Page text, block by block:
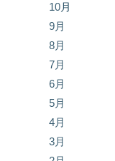
10月
9月
8月
7月
6月
5月
4月
3月